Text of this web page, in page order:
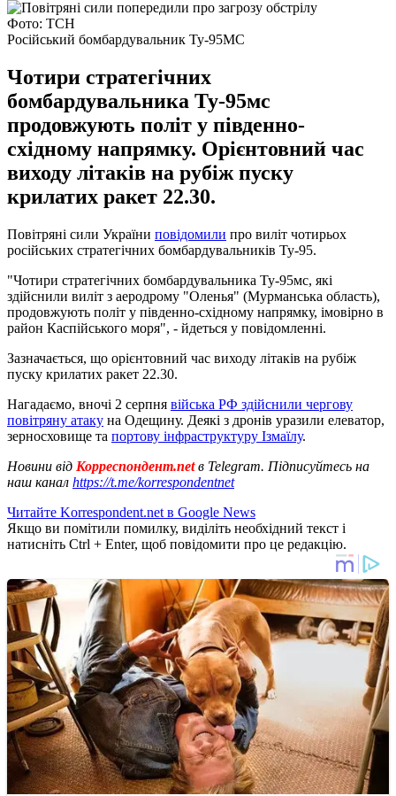
Фото: ТСН
Російський бомбардувальник Ту-95МС
Чотири стратегічних
бомбардувальника Ту-95мс
продовжують політ у південно-
східному напрямку. Орієнтовний час
виходу літаків на рубіж пуску
крилатих ракет 22.30.
Повітряні сили України повідомили про виліт чотирьох
російських стратегічних бомбардувальників Ту-95.
"Чотири стратегічних бомбардувальника Ту-95мс, які
здійснили виліт з аеродрому "Оленья" (Мурманська область),
продовжують політ у південно-східному напрямку, імовірно в
район Каспійського моря", - йдеться у повідомленні.
Зазначається, що орієнтовний час виходу літаків на рубіж
пуску крилатих ракет 22.30.
Нагадаємо, вночі 2 серпня війська РФ здійснили чергову
повітряну атаку на Одещину. Деякі з дронів уразили елеватор,
зерносховище та портову інфраструктуру Ізмаїлу.
Новини від Корреспондент.netв Telegram. Підписуйтесь на
наш канал https://t.me/korrespondentnet
Читайте Korrespondent.net в Google News
Якщо ви помітили помилку, виділіть необхідний текст і
натисніть Ctrl + Enter, щоб повідомити про це редакцію.